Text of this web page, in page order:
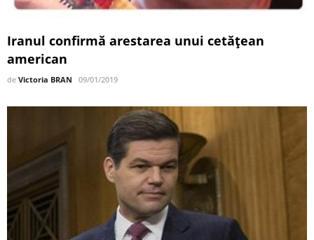
Iranul confirmă arestarea unui cetăţean
american
de Victoria BRAN 09/01/2019